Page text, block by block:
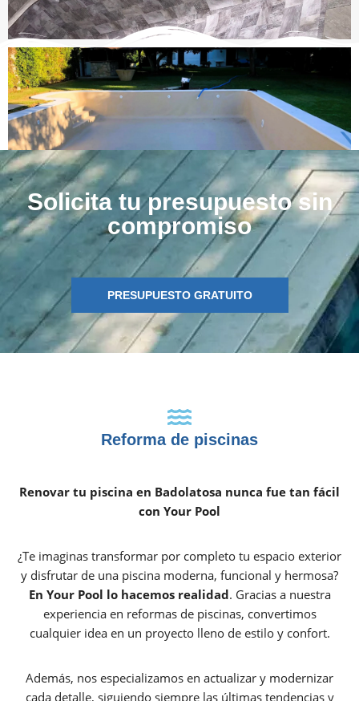
Solicita tu presupuesto sin
compromiso
PRESUPUESTO GRATUITO
Reforma de piscinas
Renovar tu piscina en Badolatosa nunca fue tan fácil
con Your Pool
¿Te imaginas transformar por completo tu espacio exterior
y disfrutar de una piscina moderna, funcional y hermosa?
En Your Pool lo hacemos realidad. Gracias a nuestra
experiencia en reformas de piscinas, convertimos
cualquier idea en un proyecto lleno de estilo y confort.
Además, nos especializamos en actualizar y modernizar
cada detalle, siguiendo siempre las últimas tendencias y